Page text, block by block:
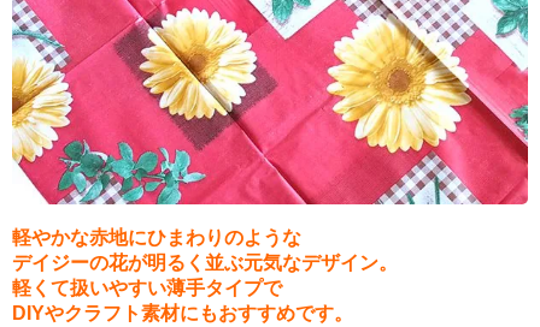
軽やかな赤地にひまわりのような
デイジーの花が明るく並ぶ元気なデザイン。
軽くて扱いやすい薄手タイプで
DIYやクラフト素材にもおすすめです。